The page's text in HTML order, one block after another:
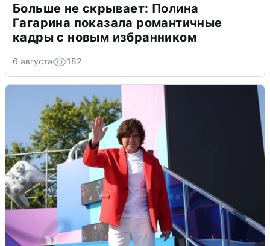
Больше не скрывает: Полина
Гагарина показала романтичные
кадры с новым избранником
6 августа 182